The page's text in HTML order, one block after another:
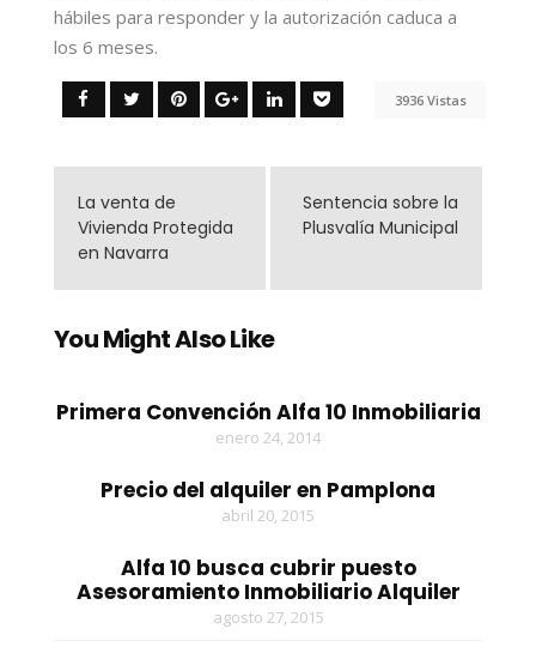
hábiles para responder y la autorización caduca a
los 6 meses.
3936 Vistas
La venta de
Vivienda Protegida
en Navarra
Sentencia sobre la
Plusvalía Municipal
You Might Also Like
Primera Convención Alfa 10 Inmobiliaria
enero 24, 2014
Precio del alquiler en Pamplona
abril 20, 2015
Alfa 10 busca cubrir puesto
Asesoramiento Inmobiliario Alquiler
agosto 27, 2015